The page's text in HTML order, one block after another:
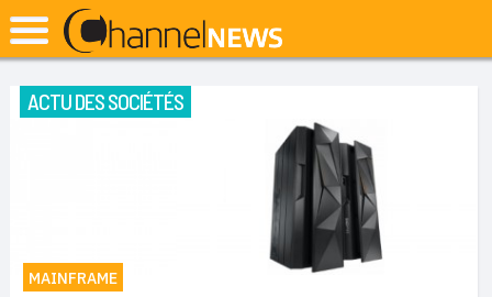
ACTU DES SOCIÉTÉS
MAINFRAME